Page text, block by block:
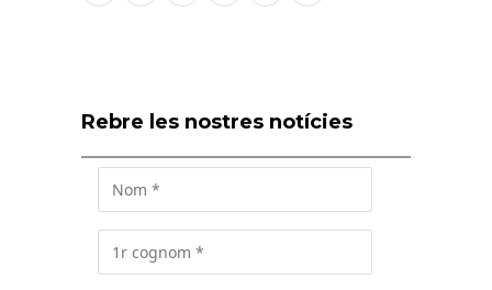
Rebre les nostres notícies